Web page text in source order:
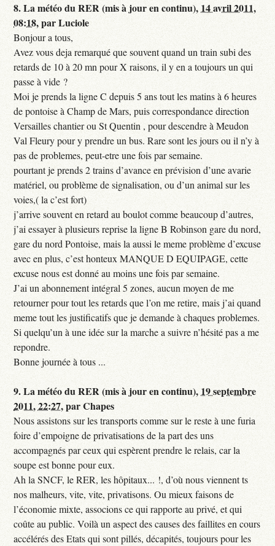
8.La météo du RER (mis à jour en continu), 14 avril 2011,
08:18,parLuciole
Bonjour a tous,
Avez vous deja remarqué que souvent quand un train subi des
retards de 10 à 20 mn pour X raisons, il y en a toujours un qui
passe à vide ?
Moi je prends la ligne C depuis 5 ans tout les matins à 6 heures
de pontoise à Champ de Mars, puis correspondance direction
Versailles chantier ou St Quentin , pour descendre à Meudon
Val Fleury pour y prendre un bus. Rare sont les jours ou il n’y à
pas de problemes, peut-etre une fois par semaine.
pourtant je prends 2 trains d’avance en prévision d’une avarie
matériel, ou problème de signalisation, ou d’un animal sur les
voies,( la c’est fort)
j’arrive souvent en retard au boulot comme beaucoup d’autres,
j’ai essayer à plusieurs reprise la ligne B Robinson gare du nord,
gare du nord Pontoise, mais la aussi le meme problème d’excuse
avec en plus, c’est honteux MANQUE D EQUIPAGE, cette
excuse nous est donné au moins une fois par semaine.
J’ai un abonnement intégral 5 zones, aucun moyen de me
retourner pour tout les retards que l’on me retire, mais j’ai quand
meme tout les justificatifs que je demande à chaques problemes.
Si quelqu’un à une idée sur la marche a suivre n’hésité pas a me
repondre.
Bonne journée à tous ...
9.La météo du RER (mis à jour en continu), 19 septembre
2011, 22:27,parChapes
Nous assistons sur les transports comme sur le reste à une furia
foire d’empoigne de privatisations de la part des uns
accompagnés par ceux qui espèrent prendre le relais, car la
soupe est bonne pour eux.
Ah la SNCF, le RER, les hôpitaux... !, d’où nous viennent ts
nos malheurs, vite, vite, privatisons. Ou mieux faisons de
l’économie mixte, associons ce qui rapporte au privé, et qui
coûte au public. Voilà un aspect des causes des faillites en cours
accélérés des Etats qui sont pillés, décapités, toujours pour les